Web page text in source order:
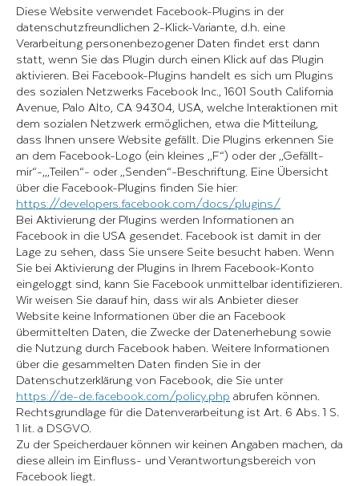
Diese Website verwendet Facebook-Plugins in der
datenschutzfreundlichen 2-Klick-Variante, d.h. eine
Verarbeitung personenbezogener Daten findet erst dann
statt, wenn Sie das Plugin durch einen Klick auf das Plugin
aktivieren. Bei Facebook-Plugins handelt es sich um Plugins
des sozialen Netzwerks Facebook Inc., 1601 South California
Avenue, Palo Alto, CA 94304, USA, welche Interaktionen mit
dem sozialen Netzwerk ermöglichen, etwa die Mitteilung,
dass Ihnen unsere Website gefällt. Die Plugins erkennen Sie
an dem Facebook-Logo (ein kleines „F“) oder der „Gefällt-
mir“-,„Teilen“- oder „Senden“-Beschriftung. Eine Übersicht
über die Facebook-Plugins finden Sie hier:
https://developers.facebook.com/docs/plugins/
Bei Aktivierung der Plugins werden Informationen an
Facebook in die USA gesendet. Facebook ist damit in der
Lage zu sehen, dass Sie unsere Seite besucht haben. Wenn
Sie bei Aktivierung der Plugins in Ihrem Facebook-Konto
eingeloggt sind, kann Sie Facebook unmittelbar identifizieren.
Wir weisen Sie darauf hin, dass wir als Anbieter dieser
Website keine Informationen über die an Facebook
übermittelten Daten, die Zwecke der Datenerhebung sowie
die Nutzung durch Facebook haben. Weitere Informationen
über die gesammelten Daten finden Sie in der
Datenschutzerklärung von Facebook, die Sie unter
https://de-de.facebook.com/policy.php abrufen können.
Rechtsgrundlage für die Datenverarbeitung ist Art. 6 Abs. 1 S.
1 lit. a DSGVO.
Zu der Speicherdauer können wir keinen Angaben machen, da
diese allein im Einfluss- und Verantwortungsbereich von
Facebook liegt.